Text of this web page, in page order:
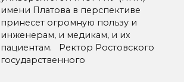
имени Платова в перспективе
принесет огромную пользу и
инженерам, и медикам, и их
пациентам. Ректор Ростовского
государственного